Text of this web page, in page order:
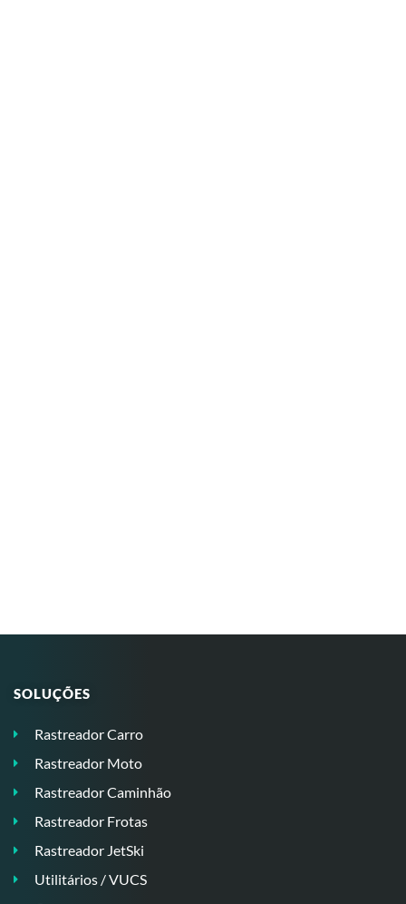
SOLUÇÕES
Rastreador Carro
Rastreador Moto
Rastreador Caminhão
Rastreador Frotas
Rastreador JetSki
Utilitários / VUCS